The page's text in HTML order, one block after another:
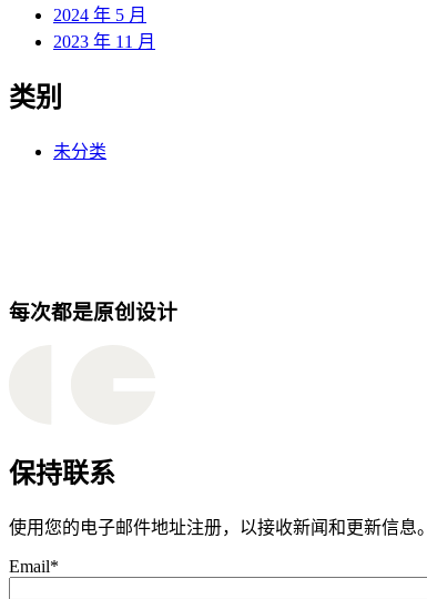
2024 年 5 月
2023 年 11 月
类别
未分类
每次都是原创设计
保持联系
使用您的电子邮件地址注册，以接收新闻和更新信息。
Email*